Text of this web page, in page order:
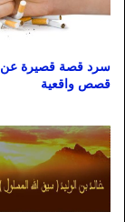
قصص واقعية